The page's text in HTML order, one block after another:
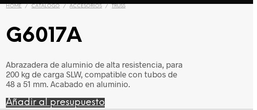
HOME / CATÁLOGO / ACCESORIOS / TRUSS
G6017A
Abrazadera de aluminio de alta resistencia, para
200 kg de carga SLW, compatible con tubos de
48 a 51 mm. Acabado en aluminio.
Añadir al presupuesto